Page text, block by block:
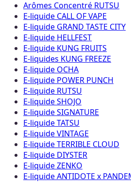
Arômes Concentré RUTSU
E-liquide CALL OF VAPE
E-liquide GRAND TASTE CITY
E-liquide HELLFEST
E-liquide KUNG FRUITS
E-liquides KUNG FREEZE
E-liquide OCHA
E-liquide POWER PUNCH
E-liquide RUTSU
E-liquide SHOJO
E-liquide SIGNATURE
E-liquide TATSU
E-liquide VINTAGE
E-liquide TERRIBLE CLOUD
E-liquide DIYSTER
E-liquide ZENKO
E-liquide ANTIDOTE x